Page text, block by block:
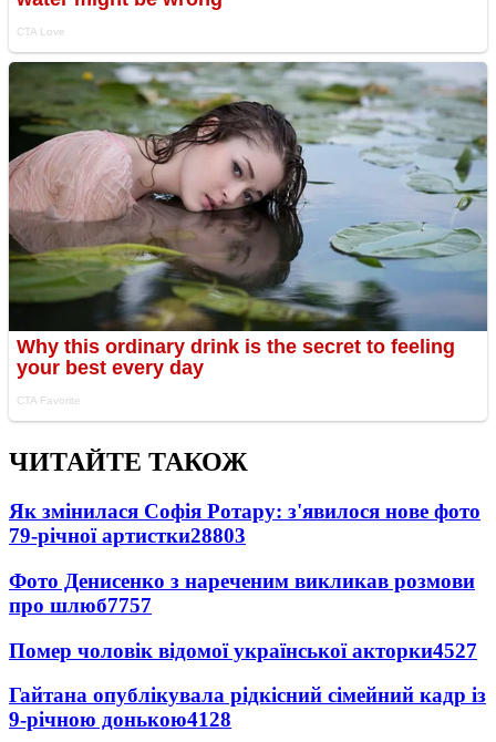
ЧИТАЙТЕ ТАКОЖ
Як змінилася Софія Ротару: з'явилося нове фото
79-річної артистки28803
Фото Денисенко з нареченим викликав розмови
про шлюб7757
Помер чоловік відомої української акторки4527
Гайтана опублікувала рідкісний сімейний кадр із
9-річною донькою4128